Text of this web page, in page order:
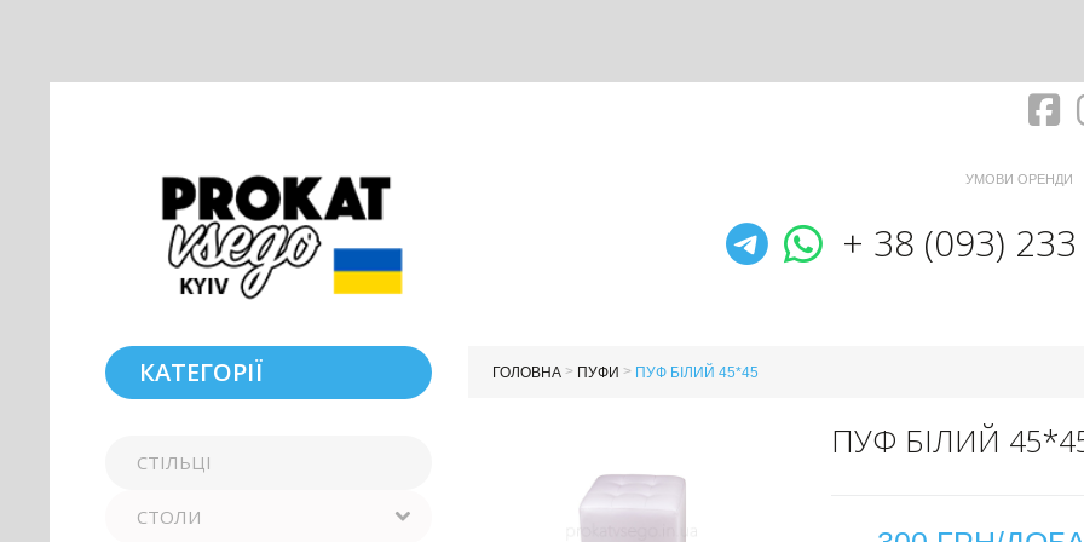
УМОВИ ОРЕНДИ
+ 38 (093)
Telegram
ГОЛОВНА > ПУФИ > ПУФ БІЛИЙ 45*45
ПУФ БІЛИЙ
КАТЕГОРІЇ
СТІЛЬЦІ
СТОЛИ